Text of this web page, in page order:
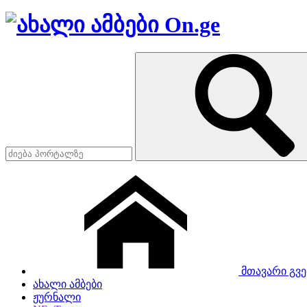
მთავარი
ახალი ამბები
ჟურნალი